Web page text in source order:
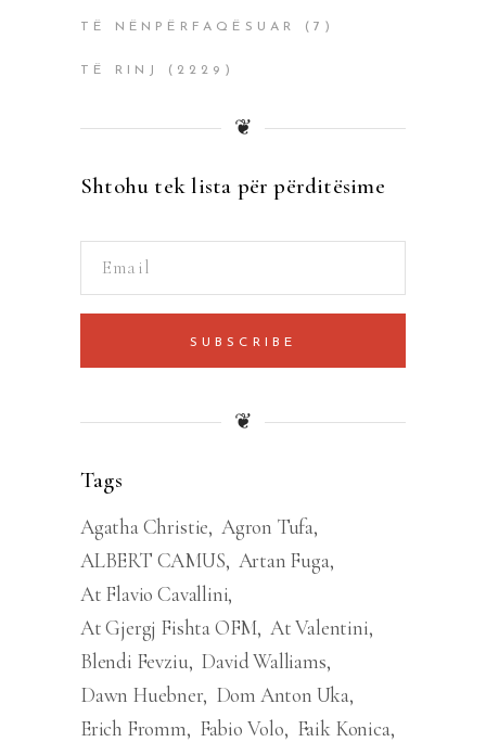
TË NËNPËRFAQËSUAR (7)
TË RINJ (2229)
❦
Shtohu tek lista për përditësime
SUBSCRIBE
❦
Tags
Agatha Christie Agron Tufa
ALBERT CAMUS Artan Fuga
At Flavio Cavallini
At Gjergj Fishta OFM At Valentini
Blendi Fevziu David Walliams
Dawn Huebner Dom Anton Uka
Erich Fromm
Fabio Volo
Faik Konica